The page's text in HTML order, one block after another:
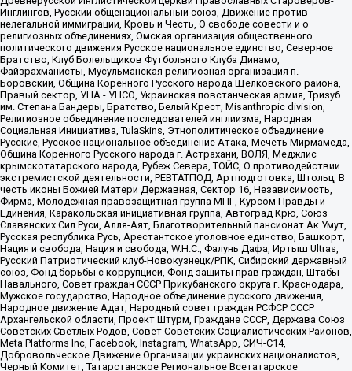
Инглингов, Русский общенациональный союз, Движение против
нелегальной иммиграции, Кровь и Честь, О свободе совести и о
религиозных объединениях, Омская организация общественного
политического движения Русское национальное единство, Северное
Братство, Клуб Болельщиков Футбольного Клуба Динамо,
Файзрахманисты, Мусульманская религиозная организация п.
Боровский, Община Коренного Русского народа Щелковского района,
Правый сектор, УНА - УНСО, Украинская повстанческая армия, Тризуб
им. Степана Бандеры, Братство, Белый Крест, Misanthropic division,
Религиозное объединение последователей инглиизма, Народная
Социальная Инициатива, TulaSkins, Этнополитическое объединение
Русские, Русское национальное объединение Атака, Мечеть Мирмамеда,
Община Коренного Русского народа г. Астрахани, ВОЛЯ, Меджлис
крымскотатарского народа, Рубеж Севера, ТОЙС, О противодействии
экстремистской деятельности, РЕВТАТПОД, Артподготовка, Штольц, В
честь иконы Божией Матери Державная, Сектор 16, Независимость,
Фирма, Молодежная правозащитная группа МПГ, Курсом Правды и
Единения, Каракольская инициативная группа, Автоград Крю, Союз
Славянских Сил Руси, Алля-Аят, Благотворительный пансионат Ак Умут,
Русская республика Русь, Арестантское уголовное единство, Башкорт,
Нация и свобода, Нация и свобода, W.H.С., Фалунь Дафа, Иртыш Ultras,
Русский Патриотический клуб-Новокузнецк/РПК, Сибирский державный
союз, Фонд борьбы с коррупцией, Фонд защиты прав граждан, Штабы
Навального, Совет граждан СССР Прикубанского округа г. Краснодара,
Мужское государство, Народное объединение русского движения,
Народное движение Адат, Народный совет граждан РСФСР СССР
Архангельской области, Проект Штурм, Граждане СССР, Держава Союз
Советских Светлых Родов, Совет Советских Социалистических Районов,
Meta Platforms Inc, Facebook, Instagram, WhatsApp, СИЧ-С14,
Добровольческое Движение Организации украинских националистов,
Черный Комитет, Татарстанское Региональное Всетатарское